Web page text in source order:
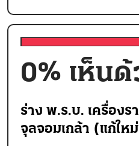
0% เห็น
ร่าง พ.ร.บ. เครื่อง
จุลจอมเกล้า (แก้ให